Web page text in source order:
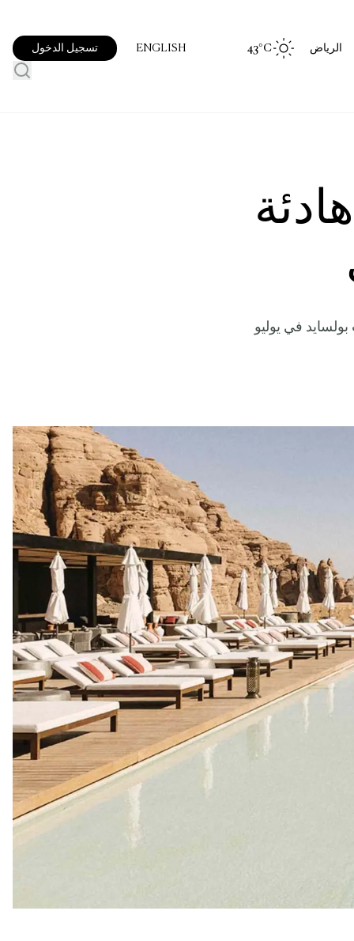
الرياض 43 °C
ENGLISH تسجيل الدخول
في يوليو